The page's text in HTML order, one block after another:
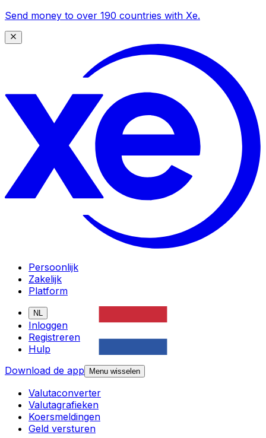
Send money to over 190 countries with Xe.
Persoonlijk
Zakelijk
Platform
NL
Inloggen
Registreren
Hulp
Download de app
Menu wisselen
Valutaconverter
Valutagrafieken
Koersmeldingen
Geld versturen